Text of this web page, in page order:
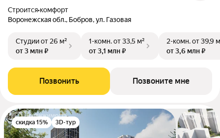
Строится•комфорт
Воронежская обл., Бобров, ул. Газовая
Студииот 26 м²
от 3 млн ₽
1-комн.от 33,5 м²
от 3,1 млн ₽
2-комн.от 39,9
от 3,6 млн ₽
Позвонить Позвоните мне
скидка 15% 3D-тур